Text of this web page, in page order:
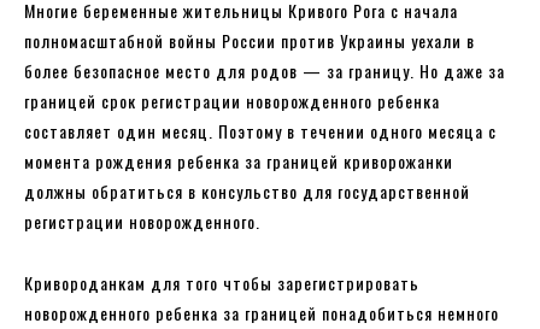
Многие беременные жительницы Кривого Рога с начала
полномасштабной войны России против Украины уехали в
более безопасное место для родов — за границу. Но даже за
границей срок регистрации новорожденного ребенка
составляет один месяц. Поэтому в течении одного месяца с
момента рождения ребенка за границей криворожанки
должны обратиться в консульство для государственной
регистрации новорожденного.
Кривороданкам для того чтобы зарегистрировать
новорожденного ребенка за границей понадобиться немного